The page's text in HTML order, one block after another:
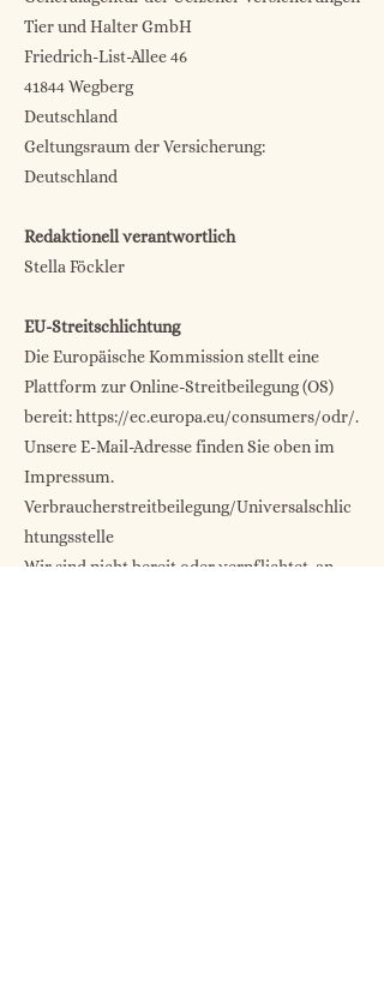
Tier und Halter GmbH
Friedrich-List-Allee 46
41844 Wegberg
Deutschland
Geltungsraum der Versicherung:
Deutschland
Redaktionell verantwortlich
Stella Föckler
EU-Streitschlichtung
Die Europäische Kommission stellt eine
Plattform zur Online-Streitbeilegung (OS)
bereit:https://ec.europa.eu/consumers/odr/.
Unsere E-Mail-Adresse finden Sie oben im
Impressum.
Verbraucherstreitbeilegung/Universalschlic
htungsstelle
Wir sind nicht bereit oder verpflichtet, an